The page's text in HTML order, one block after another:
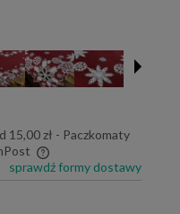
15,00 zł - Paczkomaty
płatności
sprawdź formy dostawy